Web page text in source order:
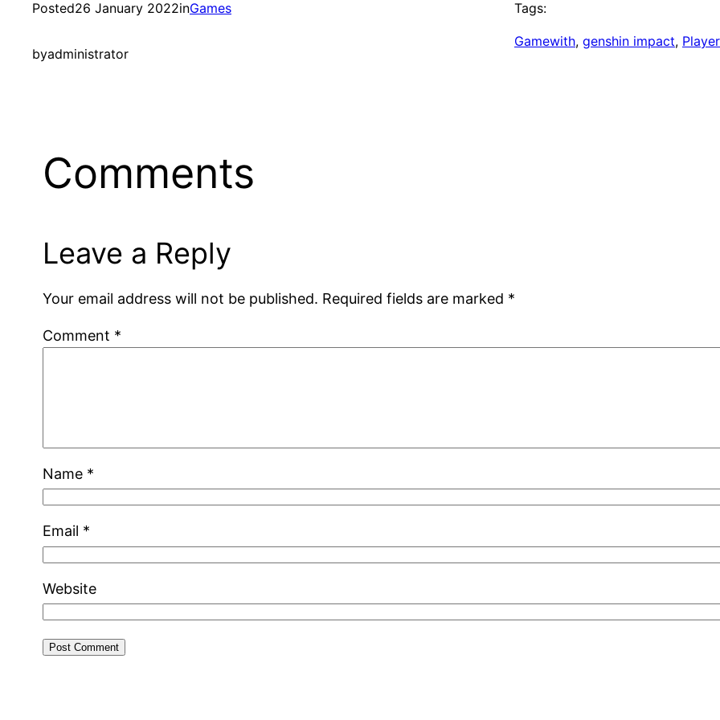
Posted26 January 2022inGames
byadministrator
Tags:
Gamewith, genshin impact,
Comments
Leave a Reply
Your email address will not be published. Required fields are marked *
Comment *
Name *
Email *
Website